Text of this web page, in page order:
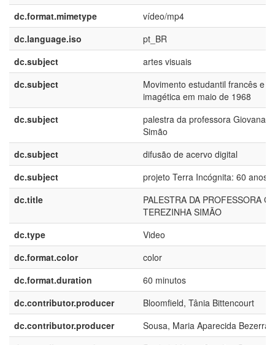
dc.format.mimetype
vídeo/mp4
dc.language.iso
pt_BR
dc.subject
artes visuais
dc.subject
Movimento estudantil francês e
imagética em maio de 1968
dc.subject
palestra da professora Giovana
Simão
dc.subject
difusão de acervo digital
dc.subject
projeto Terra Incógnita: 60 anos
dc.title
PALESTRA DA PROFESSORA
TEREZINHA SIMÃO
dc.type
Video
dc.format.color
color
dc.format.duration
60 minutos
dc.contributor.producer
Bloomfield, Tânia Bittencourt
dc.contributor.producer
Sousa, Maria Aparecida Bezerra